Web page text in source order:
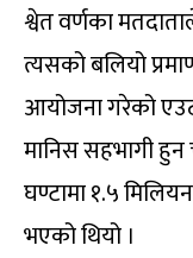
श्वेत वर्णका
त्यसको बलियो
आयोजना गरेको
मानिस सहभागी
घण्टामा १.५
भएको थियो ।